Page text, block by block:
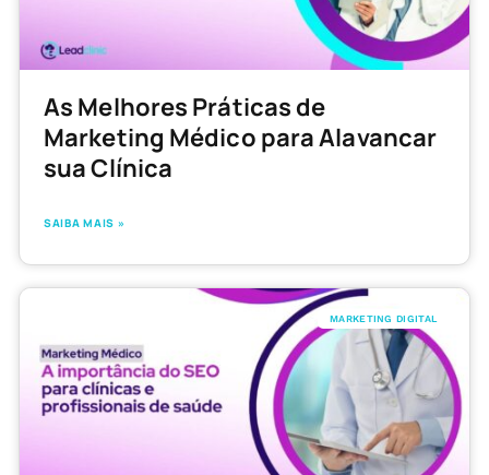
As Melhores Práticas de
Marketing Médico para Alavancar
sua Clínica
SAIBA MAIS »
MARKETING DIGITAL